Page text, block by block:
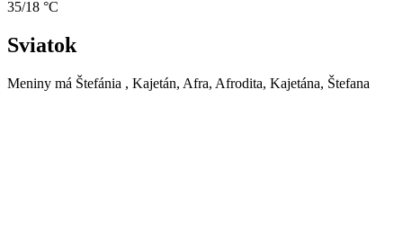
35/18 °C
Sviatok
Meniny má Štefánia , Kajetán, Afra, Afrodita, Kajetána, Štefana